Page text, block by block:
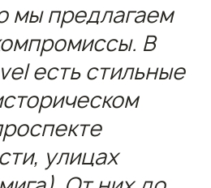
мы предлагаем
В
есть стильные
улицах